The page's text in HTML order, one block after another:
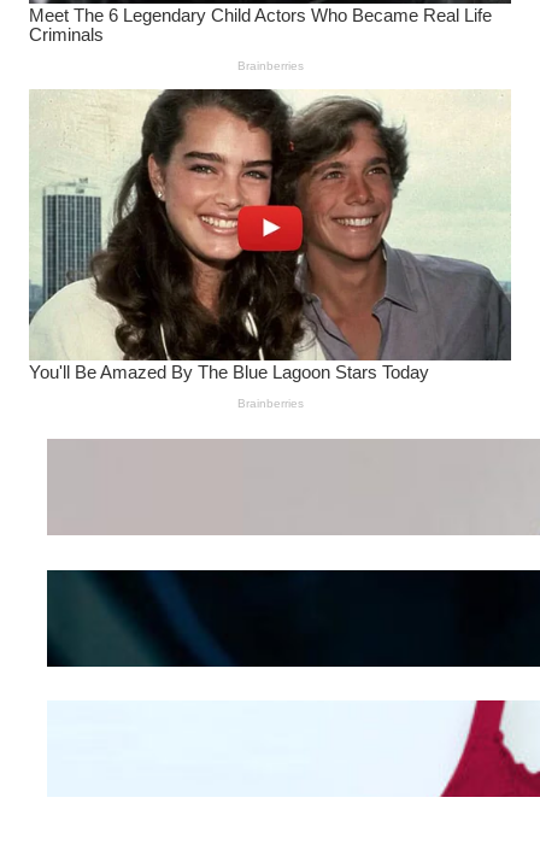
Wanita Pamer Pakaian
Kepribadian
Mengintip Kepribadian
Wanita Dari Warna Bra